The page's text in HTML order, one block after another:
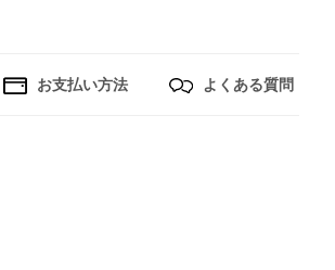
お支払い方法 よくある質問